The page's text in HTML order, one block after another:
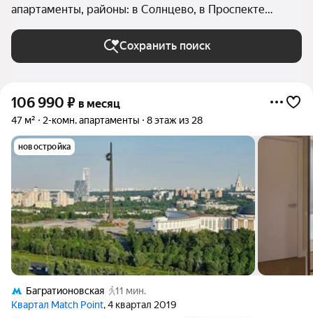
апартаменты, районы: в Солнцево, в Проспекте
Вернадского, в Кунцево, в Тропарёво-Никулино, в
Очаково-Матвеевском, в Дорогомилово, в Фили-
Давыдково, в Можайском районе, в Ново-
Сохранить поиск
106 990 ₽ в месяц
47 м² 2-комн. апартаменты 8 этаж из 28
новостройка
Багратионовская
11 мин.
Квартал Match Point, 4 квартал 2019